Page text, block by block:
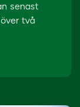
senast
två